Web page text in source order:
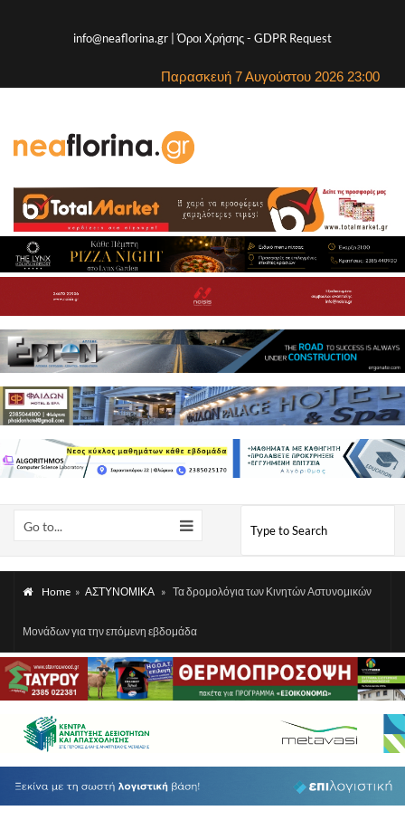
info@neaflorina.gr |Όροι Χρήσης- GDPR Request
Παρασκευή 7 Αυγούστου 2026 23:00
Go to...
Home » ΑΣΤΥΝΟΜΙΚΑ » Τα δρομολόγια των Κινητών Αστυνομικών
Μονάδων για την επόμενη εβδομάδα